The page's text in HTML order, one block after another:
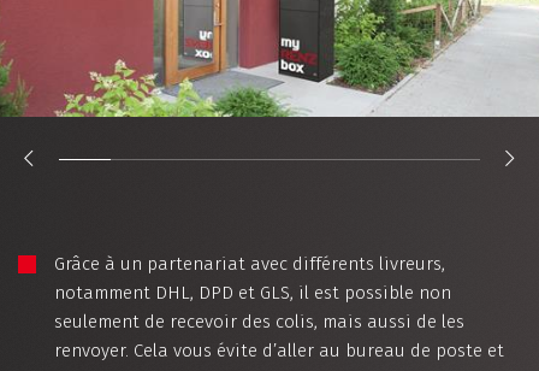
Grâce à un partenariat avec différents livreurs,
notamment DHL, DPD et GLS, il est possible non
seulement de recevoir des colis, mais aussi de les
renvoyer. Cela vous évite d’aller au bureau de poste et